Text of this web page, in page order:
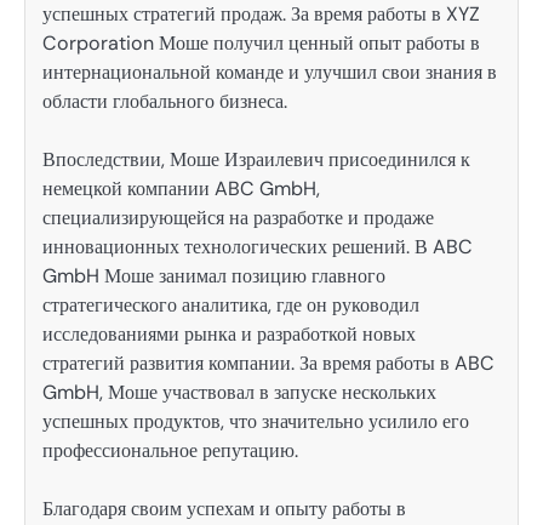
успешных стратегий продаж. За время работы в XYZ
Corporation Моше получил ценный опыт работы в
интернациональной команде и улучшил свои знания в
области глобального бизнеса.
Впоследствии, Моше Израилевич присоединился к
немецкой компании ABC GmbH,
специализирующейся на разработке и продаже
инновационных технологических решений. В ABC
GmbH Моше занимал позицию главного
стратегического аналитика, где он руководил
исследованиями рынка и разработкой новых
стратегий развития компании. За время работы в ABC
GmbH, Моше участвовал в запуске нескольких
успешных продуктов, что значительно усилило его
профессиональное репутацию.
Благодаря своим успехам и опыту работы в